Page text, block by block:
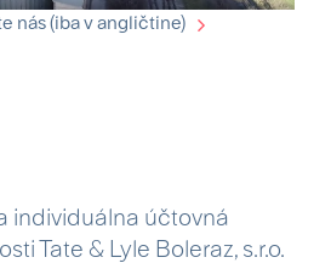
nás (iba v angličtine)
individuálna účtovná
Tate & Lyle Boleraz, s.r.o.